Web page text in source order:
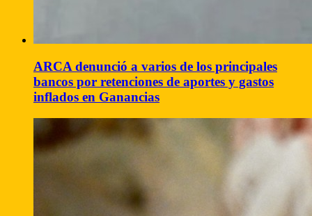
ARCA denunció a varios de los principales
bancos por retenciones de aportes y gastos
inflados en Ganancias